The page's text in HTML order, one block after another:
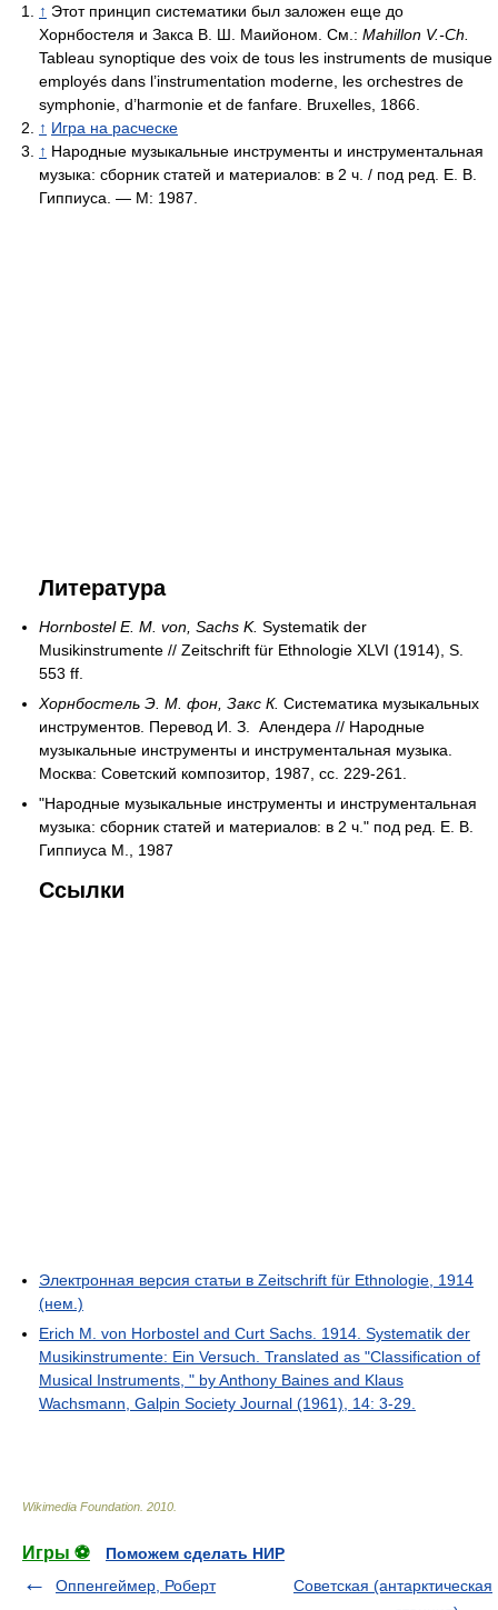
↑ Этот принцип систематики был заложен еще до
Хорнбостеля и Закса В. Ш. Маийоном. См.: Mahillon V.-Ch.
Tableau synoptique des voix de tous les instruments de musique
employés dans l’instrumentation moderne, les orchestres de
symphonie, d’harmonie et de fanfare. Bruxelles, 1866.
↑ Игра на расческе
↑ Народные музыкальные инструменты и инструментальная
музыка: сборник статей и материалов: в 2 ч. / под ред. Е. В.
Гиппиуса. — М: 1987.
Литература
Hornbostel E. M. von, Sachs K. Systematik der
Musikinstrumente // Zeitschrift für Ethnologie XLVI (1914), S.
553 ff.
Хорнбостель Э. М. фон, Закс К. Систематика музыкальных
инструментов. Перевод И. З. Алендера // Народные
музыкальные инструменты и инструментальная музыка.
Москва: Советский композитор, 1987, сс. 229-261.
"Народные музыкальные инструменты и инструментальная
музыка: сборник статей и материалов: в 2 ч." под ред. Е. В.
Гиппиуса М., 1987
Ссылки
Электронная версия статьи в Zeitschrift für Ethnologie, 1914
(нем.)
Erich M. von Horbostel and Curt Sachs. 1914. Systematik der
Musikinstrumente: Ein Versuch. Translated as "Classification of
Musical Instruments, " by Anthony Baines and Klaus
Wachsmann, Galpin Society Journal (1961), 14: 3-29.
Wikimedia Foundation 2010
Игры ⚽
Поможем сделать НИР
Оппенгеймер, Роберт
Советская (антарктическая